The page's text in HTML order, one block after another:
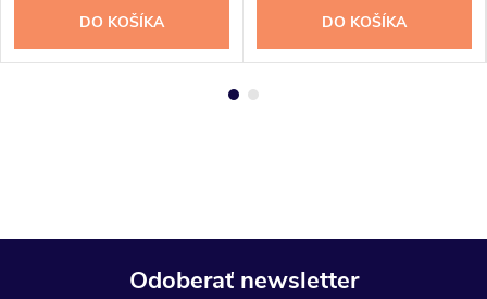
DO KOŠÍKA DO KOŠÍKA
Odoberať newsletter